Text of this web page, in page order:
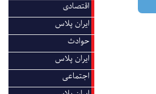
اقتصادی
ایران پلاس
حوادث
ایران پلاس
اجتماعی